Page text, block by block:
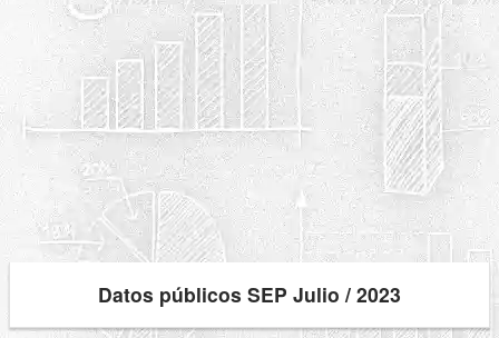
Datos públicos SEP Julio / 2023